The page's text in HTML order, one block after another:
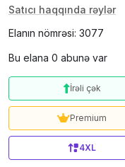
Satıcı haqqında rəylər
Elanın nömrəsi: 3077
Bu elana 0 abunə var
İrəli çək
Premium
4XL